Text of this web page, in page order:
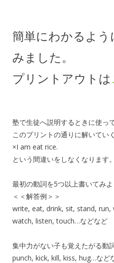
簡単にわかるよ
みました。
プリントアウトは
塾で生徒へ説明するときに使っ
このプリントの通りに解いてい
×I am eat rice.
という間違いをしなくなります。
最初の動詞を5つ以上書いてみよ
＜＜解答例＞＞
write, eat, drink, sit, stand, run,
watch, listen, touch…などなど
集中力がない子も覚えたがる動
punch, kick, kill, kiss, hug…など